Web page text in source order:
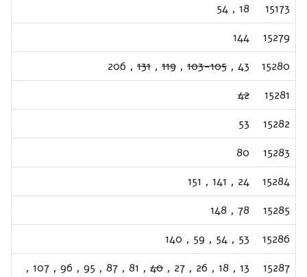
15173
18
,
54
15279
144
15280
43
,
103-105
,
119
,
131
,
206
15281
42
15282
53
15283
80
15284
24
,
141
,
151
15285
78
,
148
15286
53
,
54
,
59
,
140
15287
13
,
18
,
26
,
27
,
40
,
81
,
87
,
95
,
96
,
107
,